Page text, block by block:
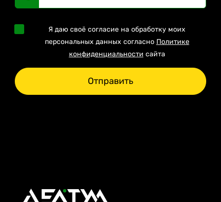
Я даю своё согласие на обработку моих
персональных данных согласно Политике
конфиденциальности сайта
Отправить